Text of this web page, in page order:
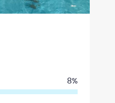
8%